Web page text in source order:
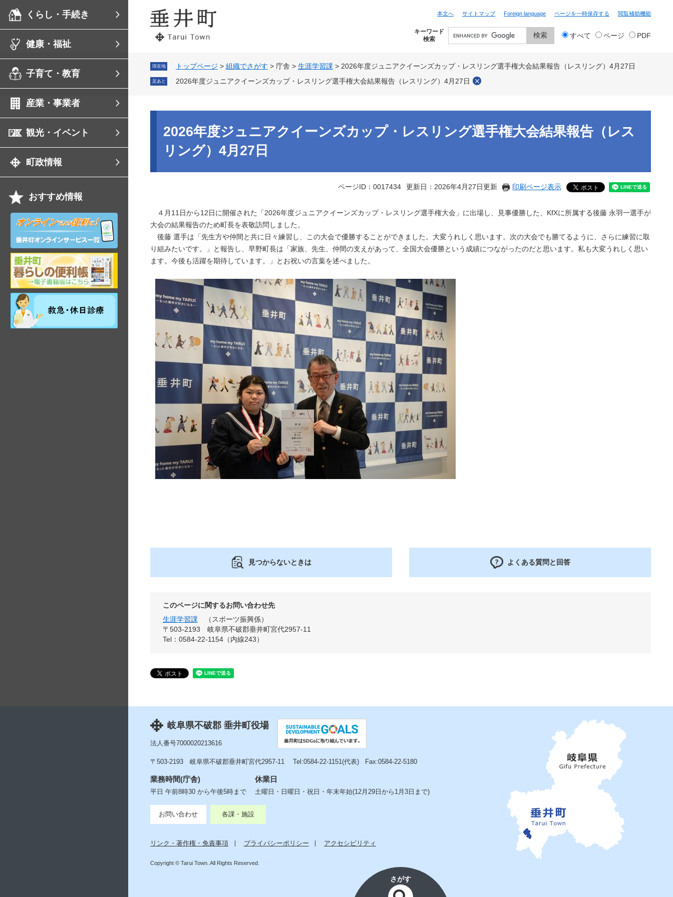
す。
本文へ サイトマップ Foreign language ページを一時保存する 閲覧補助機能
くらし・手続き
健康・福祉
子育て・教育
産業・事業者
観光・イベント
町政情報
おすすめ情報
ン
ラ
イ
ン
サ
ー
ビ
ス
岐
阜
県
垂
井
町
観
光
祝
日・
年
末
キーワード
検索
検
象
すべて ページ PDF
さがす
現在地 トップページ > 組織でさがす > 庁舎 > 生涯学習課 > 2026年度ジュニアクイーンズカップ・レスリング選手権大会結果報告（レスリング）4月27日
足あと 2026年度ジュニアクイーンズカップ・レスリング選手権大会結果報告（レスリング）4月27日
2026年度ジュニアクイーンズカップ・レスリング選手権大会結果報告（レス
リング）4月27日
ページID：0017434 更新日：2026年4月27日更新 印刷ページ表示
４月11日から12日に開催された「2026年度ジュニアクイーンズカップ・レスリング選手権大会」に出場し、見事優勝した、KfXに所属する後藤 永羽一選手が
大会の結果報告のため町長を表敬訪問しました。
後藤 選手は「先生方や仲間と共に日々練習し、この大会で優勝することができました。大変うれしく思います。次の大会でも勝てるように、さらに練習に取
り組みたいです。」と報告し、早野町長は「家族、先生、仲間の支えがあって、全国大会優勝という成績につながったのだと思います。私も大変うれしく思い
ます。今後も活躍を期待しています。」とお祝いの言葉を述べました。
見つからないときは よくある質問と回答
このページに関するお問い合わせ先
生涯学習課
スポーツ振興係
〒503-2193
岐阜県不破郡垂井町宮代2957-11
Tel：0584-22-1154（内線243）
岐阜県不破郡 垂井町役場
法人番号7000020213616
〒503-2193 岐阜県不破郡垂井町宮代2957-11 Tel:0584-22-1151(代表) Fax:0584-22-5180
業務時間(庁舎)
平日 午前8時30 から午後5時まで
休業日
土曜日・日曜日・祝日・年末年始(12月29日から1月3日まで)
お問い合わせ 各課・施設
リンク・著作権・免責事項 プライバシーポリシー アクセシビリティ
Copyright © Tarui Town. All Rights Reserved.